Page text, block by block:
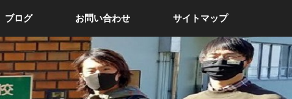
ブログ お問い合わせ サイトマップ